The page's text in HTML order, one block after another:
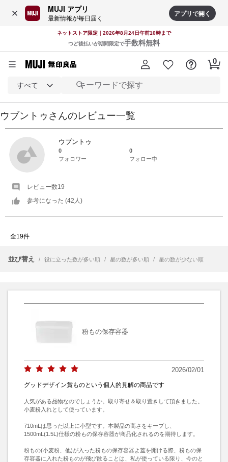
MUJI アプリ
最新情報が毎日届く アプリで開く
ネットストア限定｜2026年8月24日午前10時まで
つど後払いが期間限定で手数料無料
すべて
ウブントゥ さんのレビュー一覧
ウブントゥ
0
0
フォロワー
フォロー中
レビュー数19
参考になった (42 人)
全19件
並び替え / 役に立った数が多い順 / 星の数が多い順 / 星の数が少ない順
粉もの保存容器
2026/02/01
グッドデザイン賞ものという個人的見解の商品です
人気がある品物なのでしょうか。取り寄せ＆取り置きして頂きました。
小麦粉入れとして使っています。
710mLは思った以上に小型です。本製品の高さをキープし、
1500mL(1.5L)仕様の粉もの保存容器が商品化されるのを期待します。
粉もの(小麦粉、他)が入った粉もの保存容器よ蓋を開ける際、粉もの保
存容器に入れた粉ものが飛び散ることは、私が使っている限り、今のと